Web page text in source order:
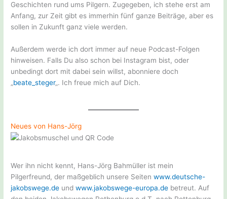
Geschichten rund ums Pilgern. Zugegeben, ich stehe erst am
Anfang, zur Zeit gibt es immerhin fünf ganze Beiträge, aber es
sollen in Zukunft ganz viele werden.
Außerdem werde ich dort immer auf neue Podcast-Folgen
hinweisen. Falls Du also schon bei Instagram bist, oder
unbedingt dort mit dabei sein willst, abonniere doch
„beate_steger„. Ich freue mich auf Dich.
Neues von Hans-Jörg
Wer ihn nicht kennt, Hans-Jörg Bahmüller ist mein
Pilgerfreund, der maßgeblich unsere Seitenwww.deutsche-
jakobswege.de undwww.jakobswege-europa.de betreut. Auf